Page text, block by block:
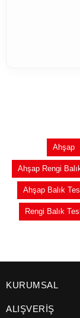
Ahşap
Ahşap Rengi
Ahşap Balık
Rengi Balık
KURUMSAL
ALIŞVERİŞ